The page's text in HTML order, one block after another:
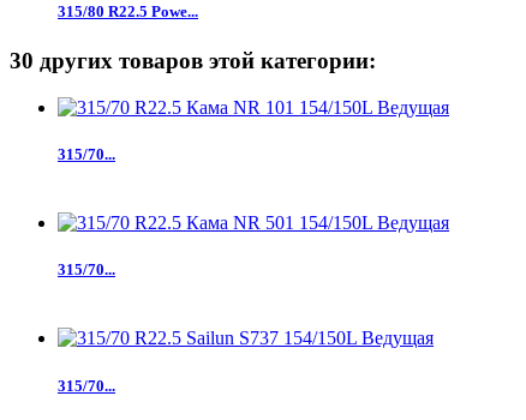
315/80 R22.5 Powe...
30 других товаров этой категории:
315/70...
315/70...
315/70...